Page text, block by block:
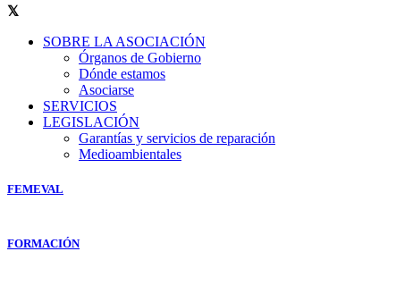
SOBRE LA ASOCIACIÓN
Órganos de Gobierno
Dónde estamos
Asociarse
SERVICIOS
LEGISLACIÓN
Garantías y servicios de reparación
Medioambientales
FEMEVAL
FORMACIÓN